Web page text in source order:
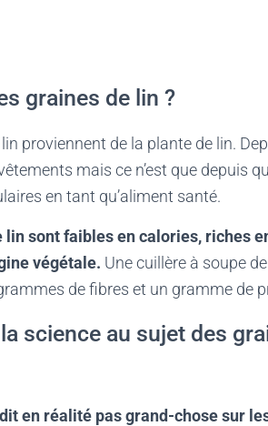
graines de lin ?
proviennent de la plante de lin.
mais ce n’est que depuis
en tant qu’aliment santé.
lin sont faibles en calories, riches
végétale. Une cuillère à soupe
de fibres et un gramme de
science au sujet des
en réalité pas grand-chose sur